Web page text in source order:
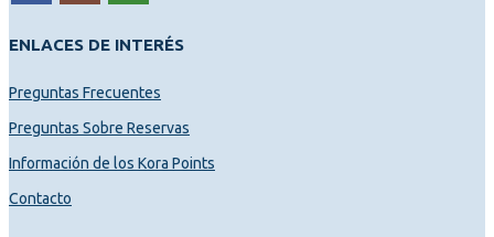
ENLACES DE INTERÉS
Preguntas Frecuentes
Preguntas Sobre Reservas
Información de los Kora Points
Contacto